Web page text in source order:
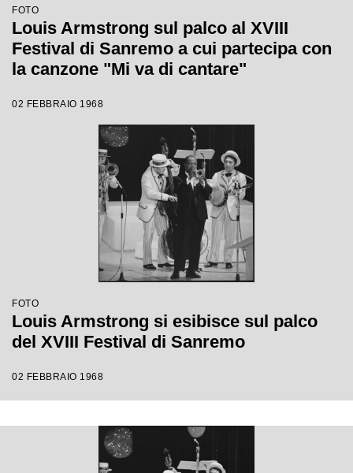
FOTO
Louis Armstrong sul palco al XVIII
Festival di Sanremo a cui partecipa con
la canzone "Mi va di cantare"
02 FEBBRAIO 1968
FOTO
Louis Armstrong si esibisce sul palco
del XVIII Festival di Sanremo
02 FEBBRAIO 1968